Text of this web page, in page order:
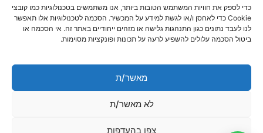
כדי לספק את חוויות המשתמש הטובות ביותר, אנו משתמשים בטכנולוגיות כמו קובצי
Cookie כדי לאחסן ו/או לגשת למידע על המכשיר. הסכמה לטכנולוגיות אלו תאפשר
לנו לעבד נתונים כגון התנהגות גלישה או מזהים ייחודיים באתר זה. אי הסכמה או
ביטול הסכמה עלולים להשפיע לרעה על תכונות ופונקציות מסוימות.
מאשר/ת
לא מאשר/ת
צפו בהעדפות
אימייל*